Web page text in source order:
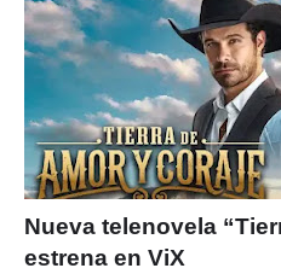
Nueva telenovela
estrena en ViX